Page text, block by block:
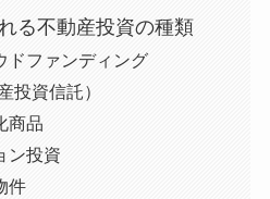
る不動産投資の種類
ドファンディング
投資信託）
商品
ン投資
件